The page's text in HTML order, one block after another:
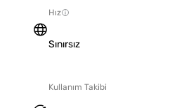
Hız
Sınırsız
Kullanım Takibi